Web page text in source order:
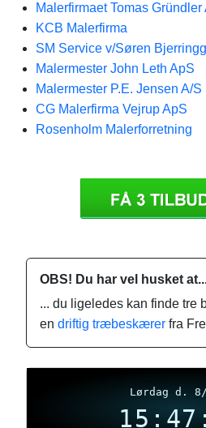
Malerfirmaet Tomas Gründler
KCB Malerfirma
SM Service v/Søren
Malermester John Leth ApS
Malermester P.E. Jensen A/S
CG Malerfirma Vejrup ApS
Rosenholm Malerforretning
OBS! Du har vel husket
... du ligeledes kan finde tre
en driftig træbeskærer fra
Lørdag d.